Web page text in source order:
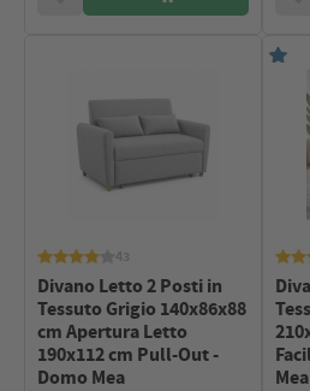
Divano Letto 2 Posti in
Tessuto Grigio 140x86x88
cm Apertura Letto
190x112 cm Pull-Out -
Domo Mea
Mea